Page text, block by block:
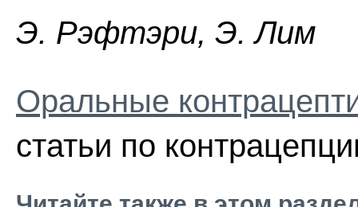
Э. Pэфтэpи, Э. Лим
Оральные
статьи по